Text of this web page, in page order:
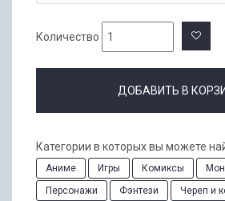
Количество
ДОБАВИТЬ В
Категории в которых вы можете
Аниме Игры Комиксы
Персонажи
Фэнтези
Череп и